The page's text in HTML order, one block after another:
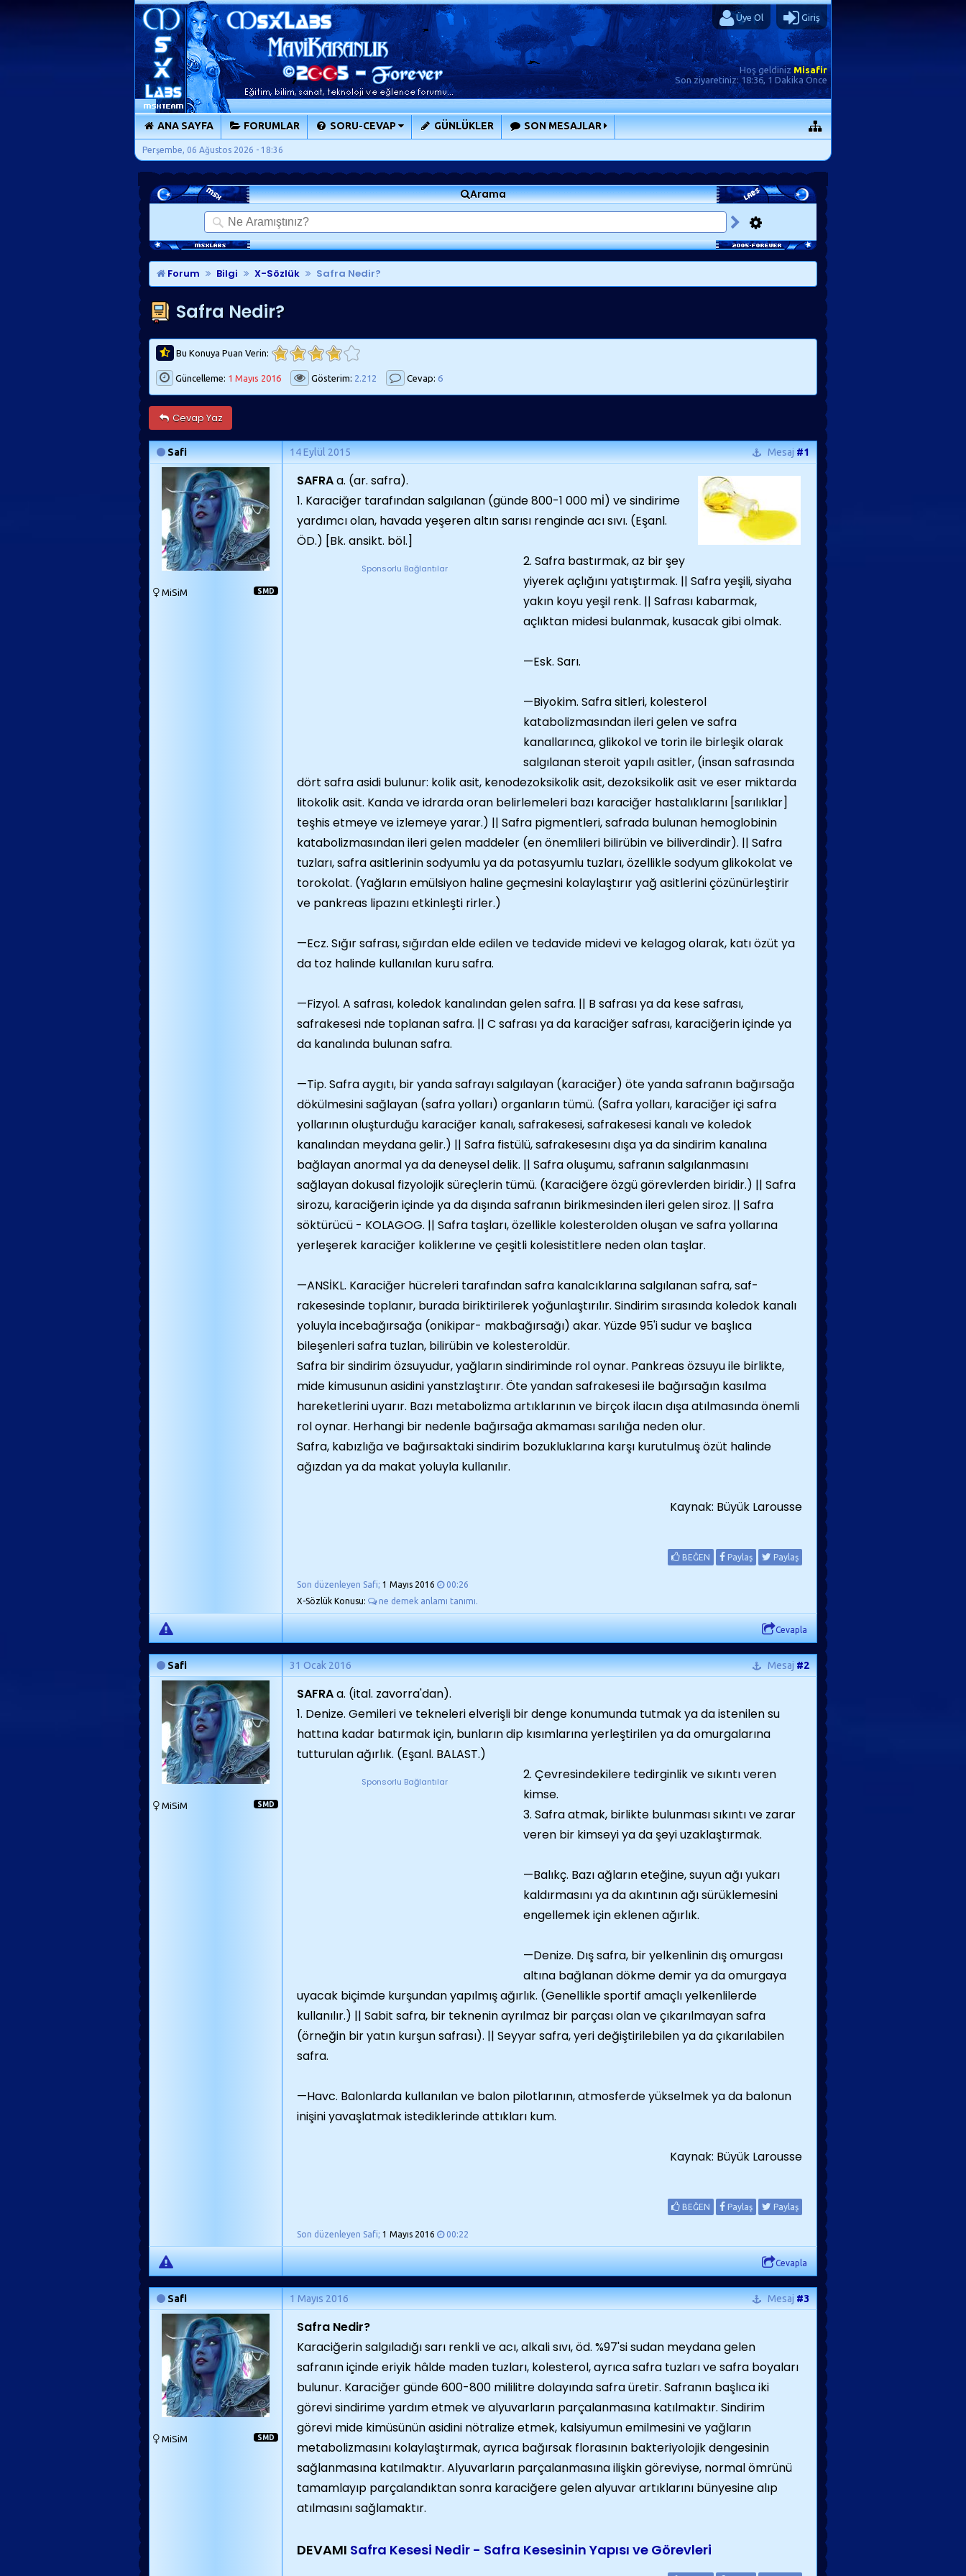
Üye Ol Giriş
Hoş geldiniz Misafir
Son ziyaretiniz:18:36, 1 Dakika Önce
ANA SAYFA FORUMLAR SORU-CEVAP GÜNLÜKLER SON MESAJLAR
Perşembe, 06 Ağustos 2026 - 18:36
Arama
Forum Bilgi X-Sözlük Safra Nedir?
Safra Nedir?
Bu Konuya Puan Verin:
Güncelleme: 1 Mayıs 2016 Gösterim: 2.212 Cevap: 6
Cevap Yaz
Safi 14 Eylül 2015 Mesaj#1
SMD
MiSiM
SAFRAa. (ar. safra).
1. Karaciğer tarafından salgılanan (günde 800-1 000 mİ) ve sindirime
yardımcı olan, havada yeşeren altın sarısı renginde acı sıvı. (Eşanl.
ÖD.) [Bk. ansikt. böl.]
Sponsorlu Bağlantılar
2. Safra bastırmak, az bir şey
yiyerek açlığını yatıştırmak. || Safra yeşili, siyaha
yakın koyu yeşil renk. || Safrası kabarmak,
açlıktan midesi bulanmak, kusacak gibi olmak.
—Esk. Sarı.
—Biyokim. Safra sitleri, kolesterol
katabolizmasından ileri gelen ve safra
kanallarınca, glikokol ve torin ile birleşik olarak
salgılanan steroit yapılı asitler, (insan safrasında
dört safra asidi bulunur: kolik asit, kenodezoksikolik asit, dezoksikolik asit ve eser miktarda
litokolik asit. Kanda ve idrarda oran belirlemeleri bazı karaciğer hastalıklarını [sarılıklar]
teşhis etmeye ve izlemeye yarar.) || Safra pigmentleri, safrada bulunan hemoglobinin
katabolizmasından ileri gelen maddeler (en önemlileri bilirübin ve biliverdindir). || Safra
tuzları, safra asitlerinin sodyumlu ya da potasyumlu tuzları, özellikle sodyum glikokolat ve
torokolat. (Yağların emülsiyon haline geçmesini kolaylaştırır yağ asitlerini çözünürleştirir
ve pankreas lipazını etkinleşti rirler.)
—Ecz. Sığır safrası, sığırdan elde edilen ve tedavide midevi ve kelagog olarak, katı özüt ya
da toz halinde kullanılan kuru safra.
—Fizyol. A safrası, koledok kanalından gelen safra. || B safrası ya da kese safrası,
safrakesesi nde toplanan safra. || C safrası ya da karaciğer safrası, karaciğerin içinde ya
da kanalında bulunan safra.
—Tip. Safra aygıtı, bir yanda safrayı salgılayan (karaciğer) öte yanda safranın bağırsağa
dökülmesini sağlayan (safra yolları) organların tümü. (Safra yolları, karaciğer içi safra
yollarının oluşturduğu karaciğer kanalı, safrakesesi, safrakesesi kanalı ve koledok
kanalından meydana gelir.) || Safra fistülü, safrakesesını dışa ya da sindirim kanalına
bağlayan anormal ya da deneysel delik. || Safra oluşumu, safranın salgılanmasını
sağlayan dokusal fizyolojik süreçlerin tümü. (Karaciğere özgü görevlerden biridir.) || Safra
sirozu, karaciğerin içinde ya da dışında safranın birikmesinden ileri gelen siroz. || Safra
söktürücü - KOLAGOG. || Safra taşları, özellikle kolesterolden oluşan ve safra yollarına
yerleşerek karaciğer koliklerıne ve çeşitli kolesistitlere neden olan taşlar.
—ANSİKL. Karaciğer hücreleri tarafından safra kanalcıklarına salgılanan safra, saf-
rakesesinde toplanır, burada biriktirilerek yoğunlaştırılır. Sindirim sırasında koledok kanalı
yoluyla incebağırsağa (onikipar- makbağırsağı) akar. Yüzde 95'i sudur ve başlıca
bileşenleri safra tuzlan, bilirübin ve kolesteroldür.
Safra bir sindirim özsuyudur, yağların sindiriminde rol oynar. Pankreas özsuyu ile birlikte,
mide kimusunun asidini yanstzlaştırır. Öte yandan safrakesesi ile bağırsağın kasılma
hareketlerini uyarır. Bazı metabolizma artıklarının ve birçok ilacın dışa atılmasında önemli
rol oynar. Herhangi bir nedenle bağırsağa akmaması sarılığa neden olur.
Safra, kabızlığa ve bağırsaktaki sindirim bozukluklarına karşı kurutulmuş özüt halinde
ağızdan ya da makat yoluyla kullanılır.
Kaynak: Büyük Larousse
BEĞEN Paylaş Paylaş
Son düzenleyen Safi; 1 Mayıs 2016
00:26
X-Sözlük Konusu:
ne demek anlamı tanımı.
Cevapla
Safi 31 Ocak 2016 Mesaj#2
SMD
MiSiM
SAFRAa. (ital. zavorra'dan).
1. Denize. Gemileri ve tekneleri elverişli bir denge konumunda tutmak ya da istenilen su
hattına kadar batırmak için, bunların dip kısımlarına yerleştirilen ya da omurgalarına
tutturulan ağırlık. (Eşanl. BALAST.)
Sponsorlu Bağlantılar
2. Çevresindekilere tedirginlik ve sıkıntı veren
kimse.
3. Safra atmak, birlikte bulunması sıkıntı ve zarar
veren bir kimseyi ya da şeyi uzaklaştırmak.
—Balıkç. Bazı ağların eteğine, suyun ağı yukarı
kaldırmasını ya da akıntının ağı sürüklemesini
engellemek için eklenen ağırlık.
—Denize. Dış safra, bir yelkenlinin dış omurgası
altına bağlanan dökme demir ya da omurgaya
uyacak biçimde kurşundan yapılmış ağırlık. (Genellikle sportif amaçlı yelkenlilerde
kullanılır.) || Sabit safra, bir teknenin ayrılmaz bir parçası olan ve çıkarılmayan safra
(örneğin bir yatın kurşun safrası). || Seyyar safra, yeri değiştirilebilen ya da çıkarılabilen
safra.
—Havc. Balonlarda kullanılan ve balon pilotlarının, atmosferde yükselmek ya da balonun
inişini yavaşlatmak istediklerinde attıkları kum.
Kaynak: Büyük Larousse
BEĞEN Paylaş Paylaş
Son düzenleyen Safi; 1 Mayıs 2016 00:22
Cevapla
Safi 1 Mayıs 2016 Mesaj#3
SMD
MiSiM
Safra Nedir?
Karaciğerin salgıladığı sarı renkli ve acı, alkali sıvı, öd. %97'si sudan meydana gelen
safranın içinde eriyik hâlde maden tuzları, kolesterol, ayrıca safra tuzları ve safra boyaları
bulunur. Karaciğer günde 600-800 mililitre dolayında safra üretir. Safranın başlıca iki
görevi sindirime yardım etmek ve alyuvarların parçalanmasına katılmaktır. Sindirim
görevi mide kimüsünün asidini nötralize etmek, kalsiyumun emilmesini ve yağların
metabolizmasını kolaylaştırmak, ayrıca bağırsak florasının bakteriyolojik dengesinin
sağlanmasına katılmaktır. Alyuvarların parçalanmasına ilişkin göreviyse, normal ömrünü
tamamlayıp parçalandıktan sonra karaciğere gelen alyuvar artıklarını bünyesine alıp
atılmasını sağlamaktır.
DEVAMI Safra Kesesi Nedir - Safra Kesesinin Yapısı ve Görevleri